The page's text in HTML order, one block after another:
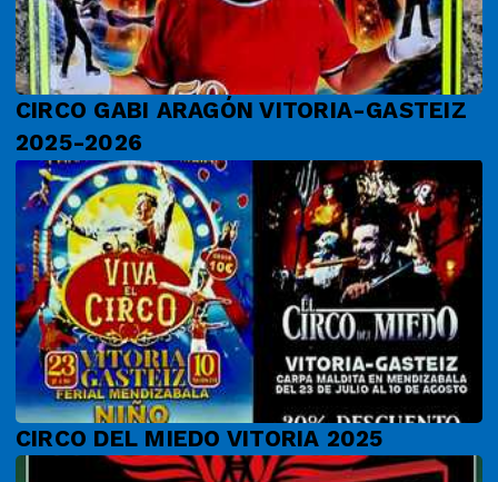
CIRCO GABI ARAGÓN VITORIA-GASTEIZ
2025-2026
CIRCO DEL MIEDO VITORIA 2025